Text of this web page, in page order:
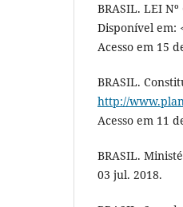
BRASIL. LEI
Disponível em:
Acesso em 15
BRASIL.
http://
Acesso em 11
BRASIL.
03 jul. 2018.